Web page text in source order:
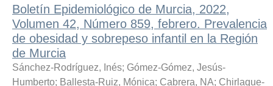
Boletín Epidemiológico de Murcia, 2022,
Volumen 42, Número 859, febrero. Prevalencia
de obesidad y sobrepeso infantil en la Región
de Murcia
Sánchez-Rodríguez, Inés; Gómez-Gómez, Jesús-
Humberto; Ballesta-Ruiz, Mónica; Cabrera, NA; Chirlaque-